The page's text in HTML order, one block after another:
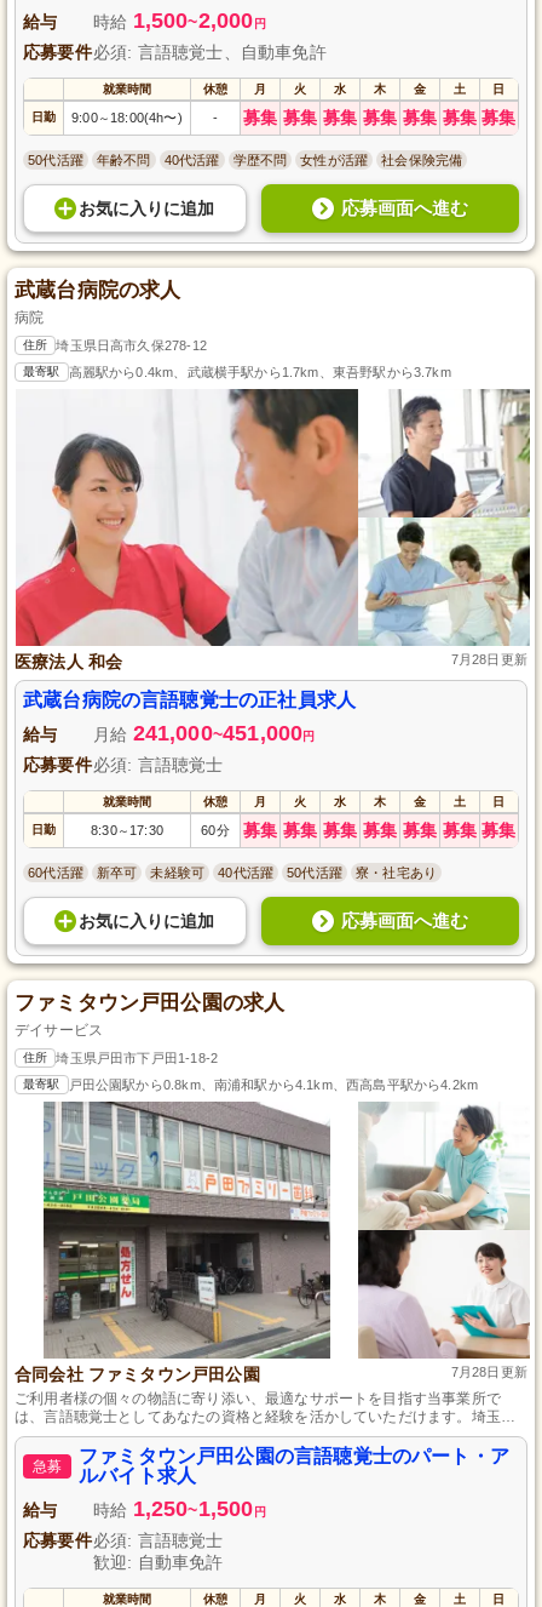
給与 時給 1,500~2,000 円
応募要件必須: 言語聴覚士、自動車免許
就業時間 休憩 月 火 水 木 金 土 日
日勤 9:00～ 18:00(4h〜) - 募集 募集 募集 募集 募集 募集 募集
50代活躍 年齢不問 40代活躍 学歴不問 女性が活躍 社会保険完備
お気に入り に追加 応募画面へ進む
武蔵台病院の求人
病院
住所 埼玉県日高市久保278-12
最寄駅 高麗駅から0.4km、武蔵横手駅から1.7km、東吾野駅から3.7km
医療法人 和会 7月28日更新
武蔵台病院の言語聴覚士の正社員求人
給与 月給 241,000~451,000円
応募要件必須: 言語聴覚士
就業時間 休憩 月 火 水 木 金 土 日
日勤 8:30～ 17:30 60分 募集 募集 募集 募集 募集 募集 募集
60代活躍 新卒可 未経験可 40代活躍 50代活躍 寮・社宅あり
お気に入り に追加 応募画面へ進む
ファミタウン戸田公園の求人
デイサービス
住所 埼玉県戸田市下戸田1-18-2
最寄駅 戸田公園駅から0.8km、南浦和駅から4.1km、西高島平駅から4.2km
合同会社 ファミタウン戸田公園 7月28日更新
ご利用者様の個々の物語に寄り添い、最適なサポートを目指す当事業所で
は、言語聴覚士としてあなたの資格と経験を活かしていただけます。埼玉県
に根ざし、職員間の温かい関係性も魅力の一つ。未経験者も安心のサポート
体制があり、ライフスタイルに合わせた勤務が可能です。専門スキルの向上
と私生活の充実を両立しましょう。
急募
ファミタウン戸田公園の言語聴覚士のパート・ア
ルバイト求人
給与 時給 1,250~1,500 円
応募要件必須: 言語聴覚士
歓迎: 自動車免許
就業時間 休憩 月 火 水 木 金 土 日